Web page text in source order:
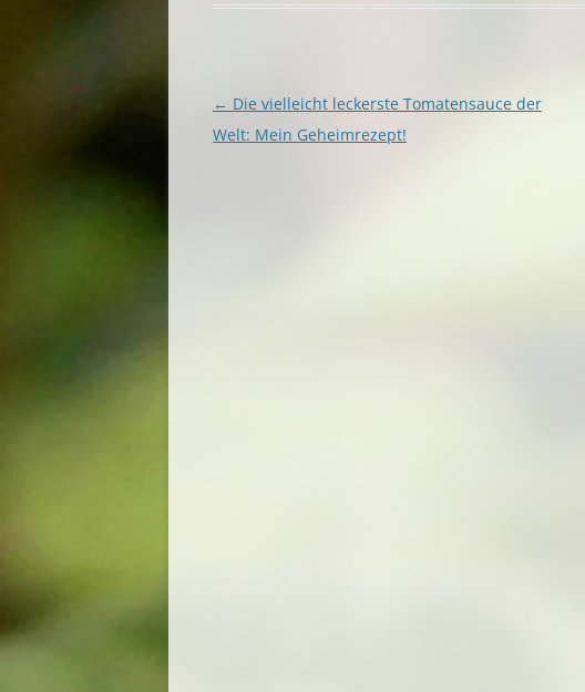
Beitragsnavigation
← Die vielleicht leckerste Tomatensauce der
Welt: Mein Geheimrezept!